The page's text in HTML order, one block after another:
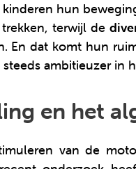
hun
terwijl de
En dat komt hun
ambitieuzer in
en het
van de